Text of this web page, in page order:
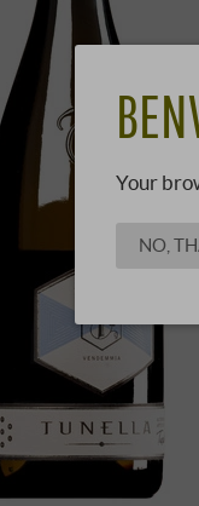
Your
NO,